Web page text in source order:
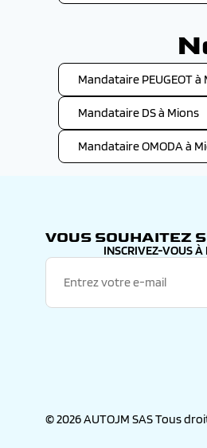
Mandataire PEUGEOT à
Mandataire DS à Mions
Mandataire OMODA à
VOUS SOUHAITEZ
INSCRIVEZ-VOUS À
© 2026 AUTOJM SAS Tous